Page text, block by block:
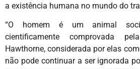
a existência humana no mundo do
“O homem é um animal
cientificamente comprovada
Hawthorne, considerada por elas
não pode continuar a ser ignorada